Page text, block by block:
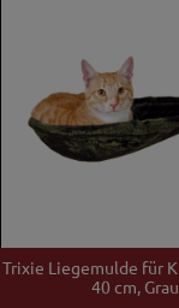
Trixie Liegemulde für
40 cm, Grau